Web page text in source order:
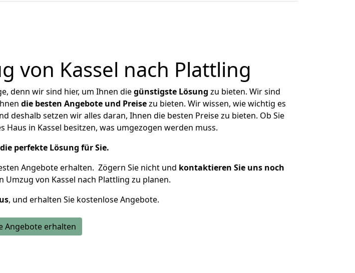
von Kassel nach Plattling
denn wir sind hier, um Ihnen diegünstigste Lösung zu bieten. Wir sind
die besten Angebote und Preisezu bieten. Wir wissen, wie wichtig es
deshalb setzen wir alles daran, Ihnen die besten Preise zu bieten. Ob Sie
in Kassel besitzen, was umgezogen werden muss.
perfekte Lösung für Sie.
Angebote erhalten. Zögern Sie nicht und kontaktieren Sie uns noch
von Kassel nach Plattling zu planen.
, und erhalten Sie kostenlose Angebote.
Angebote erhalten